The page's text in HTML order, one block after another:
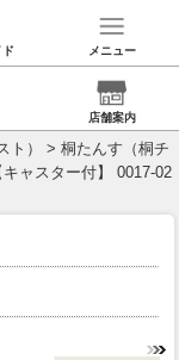
メニュー
店舗案内
） > 桐たんす（桐チ
ャスター付】 0017-02